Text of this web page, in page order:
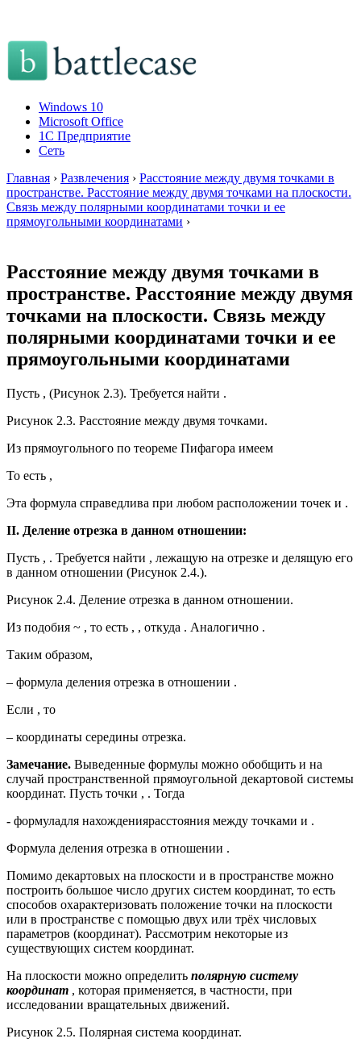
Windows 10
Microsoft Office
1C Предприятие
Сеть
Главная › Развлечения › Расстояние между двумя точками в
пространстве. Расстояние между двумя точками на плоскости.
Связь между полярными координатами точки и ее
прямоугольными координатами ›
Расстояние между двумя точками в
пространстве. Расстояние между двумя
точками на плоскости. Связь между
полярными координатами точки и ее
прямоугольными координатами
Пусть , (Рисунок 2.3). Требуется найти .
Рисунок 2.3. Расстояние между двумя точками.
Из прямоугольного по теореме Пифагора имеем
То есть ,
Эта формула справедлива при любом расположении точек и .
II. Деление отрезка в данном отношении:
Пусть , . Требуется найти , лежащую на отрезке и делящую его
в данном отношении (Рисунок 2.4.).
Рисунок 2.4. Деление отрезка в данном отношении.
Из подобия ~ , то есть , , откуда . Аналогично .
Таким образом,
– формула деления отрезка в отношении .
Если , то
– координаты середины отрезка.
Замечание. Выведенные формулы можно обобщить и на
случай пространственной прямоугольной декартовой системы
координат. Пусть точки , . Тогда
- формуладля нахождениярасстояния между точками и .
Формула деления отрезка в отношении .
Помимо декартовых на плоскости и в пространстве можно
построить большое число других систем координат, то есть
способов охарактеризовать положение точки на плоскости
или в пространстве с помощью двух или трёх числовых
параметров (координат). Рассмотрим некоторые из
существующих систем координат.
На плоскости можно определить полярную систему
координат , которая применяется, в частности, при
исследовании вращательных движений.
Рисунок 2.5. Полярная система координат.